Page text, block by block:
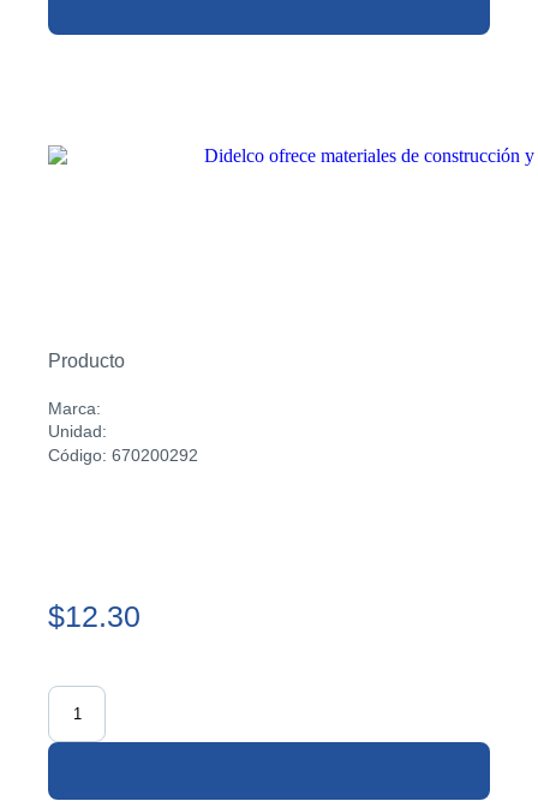
Producto
Marca:
Unidad:
Código: 670200292
$12.30